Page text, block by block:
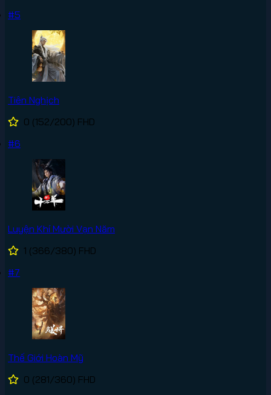
#5
Tiên Nghịch
0 (152/200) FHD
#6
Luyện Khí Mười Vạn Năm
1 (366/380) FHD
#7
Thế Giới Hoàn Mỹ
0 (281/360) FHD